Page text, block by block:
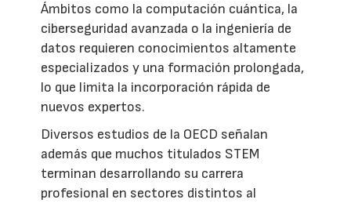
Ámbitos como la computación cuántica, la
ciberseguridad avanzada o la ingeniería de
datos requieren conocimientos altamente
especializados y una formación prolongada,
lo que limita la incorporación rápida de
nuevos expertos.
Diversos estudios de la OECD señalan
además que muchos titulados STEM
terminan desarrollando su carrera
profesional en sectores distintos al